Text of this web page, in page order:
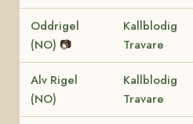
Oddrigel
(NO) 📷
Kallblodig
Travare
Alv Rigel
(NO)
Kallblodig
Travare